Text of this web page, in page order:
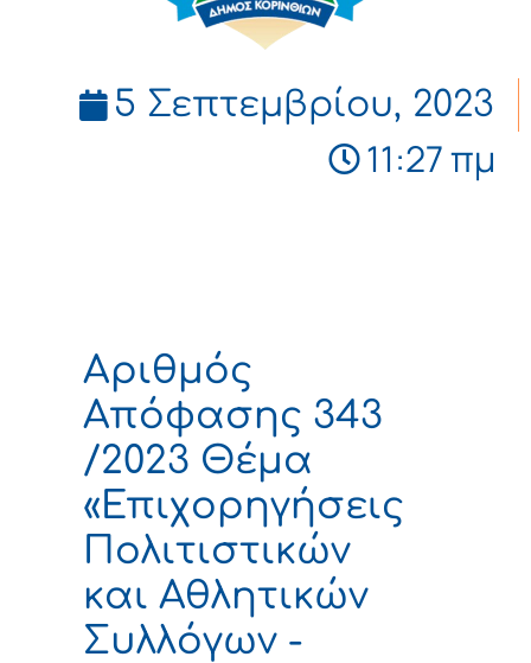
5 Σεπτεμβρίου, 2023
11:27 πμ
Αριθμός
Απόφασης 343
/2023 Θέμα
«Επιχορηγήσεις
Πολιτιστικών
και Αθλητικών
Συλλόγων -